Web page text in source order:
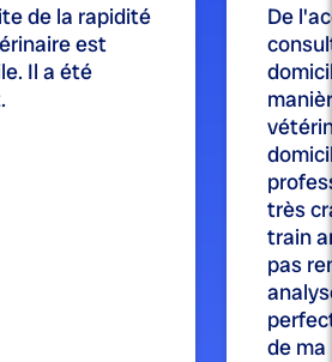
de la rapidité
est
Il a été
De
très
train
pas
de